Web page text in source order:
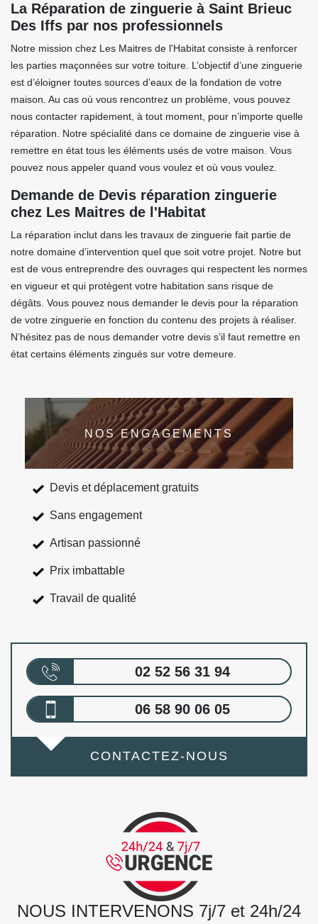
La Réparation de zinguerie à Saint Brieuc
Des Iffs par nos professionnels
Notre mission chez Les Maitres de l'Habitat consiste à renforcer
les parties maçonnées sur votre toiture. L’objectif d’une zinguerie
est d’éloigner toutes sources d’eaux de la fondation de votre
maison. Au cas où vous rencontrez un problème, vous pouvez
nous contacter rapidement, à tout moment, pour n’importe quelle
réparation. Notre spécialité dans ce domaine de zinguerie vise à
remettre en état tous les éléments usés de votre maison. Vous
pouvez nous appeler quand vous voulez et où vous voulez.
Demande de Devis réparation zinguerie
chez Les Maitres de l'Habitat
La réparation inclut dans les travaux de zinguerie fait partie de
notre domaine d’intervention quel que soit votre projet. Notre but
est de vous entreprendre des ouvrages qui respectent les normes
en vigueur et qui protègent votre habitation sans risque de
dégâts. Vous pouvez nous demander le devis pour la réparation
de votre zinguerie en fonction du contenu des projets à réaliser.
N’hésitez pas de nous demander votre devis s’il faut remettre en
état certains éléments zingués sur votre demeure.
NOS ENGAGEMENTS
Devis et déplacement gratuits
Sans engagement
Artisan passionné
Prix imbattable
Travail de qualité
02 52 56 31 94
06 58 90 06 05
CONTACTEZ-NOUS
NOUS INTERVENONS 7j/7 et 24h/24